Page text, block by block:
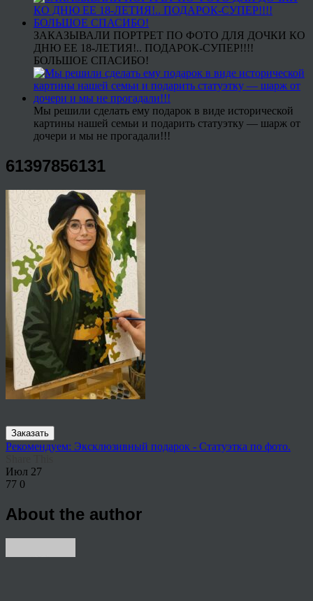
ЗАКАЗЫВАЛИ ПОРТРЕТ ПО ФОТО ДЛЯ ДОЧКИ КО
ДНЮ ЕЕ 18-ЛЕТИЯ!.. ПОДАРОК-СУПЕР!!!!
БОЛЬШОЕ СПАСИБО!
Мы решили сделать ему подарок в виде исторической
картины нашей семьи и подарить статуэтку — шарж от
дочери и мы не прогадали!!!
61397856131
Заказать
Рекомендуем: Эксклюзивный подарок - Статуэтка по фото.
Июл 27
77 0
About the author